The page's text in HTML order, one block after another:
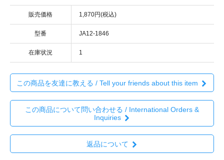
販売価格 1,870円(税込)
型番 JA12-1846
在庫状況 1
この商品を友達に教える / Tell your friends about this item
この商品について問い合わせる / International Orders &
Inquiries
返品について